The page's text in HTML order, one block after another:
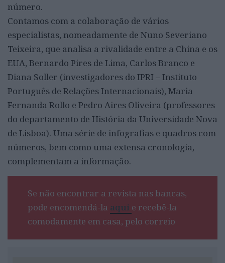
número.
Contamos com a colaboração de vários
especialistas, nomeadamente de Nuno Severiano
Teixeira, que analisa a rivalidade entre a China e os
EUA, Bernardo Pires de Lima, Carlos Branco e
Diana Soller (investigadores do IPRI – Instituto
Português de Relações Internacionais), Maria
Fernanda Rollo e Pedro Aires Oliveira (professores
do departamento de História da Universidade Nova
de Lisboa). Uma série de infografias e quadros com
números, bem como uma extensa cronologia,
complementam a informação.
Se não encontrar a revista nas bancas,
pode encomendá-la aqui e recebê-la
comodamente em casa, pelo correio